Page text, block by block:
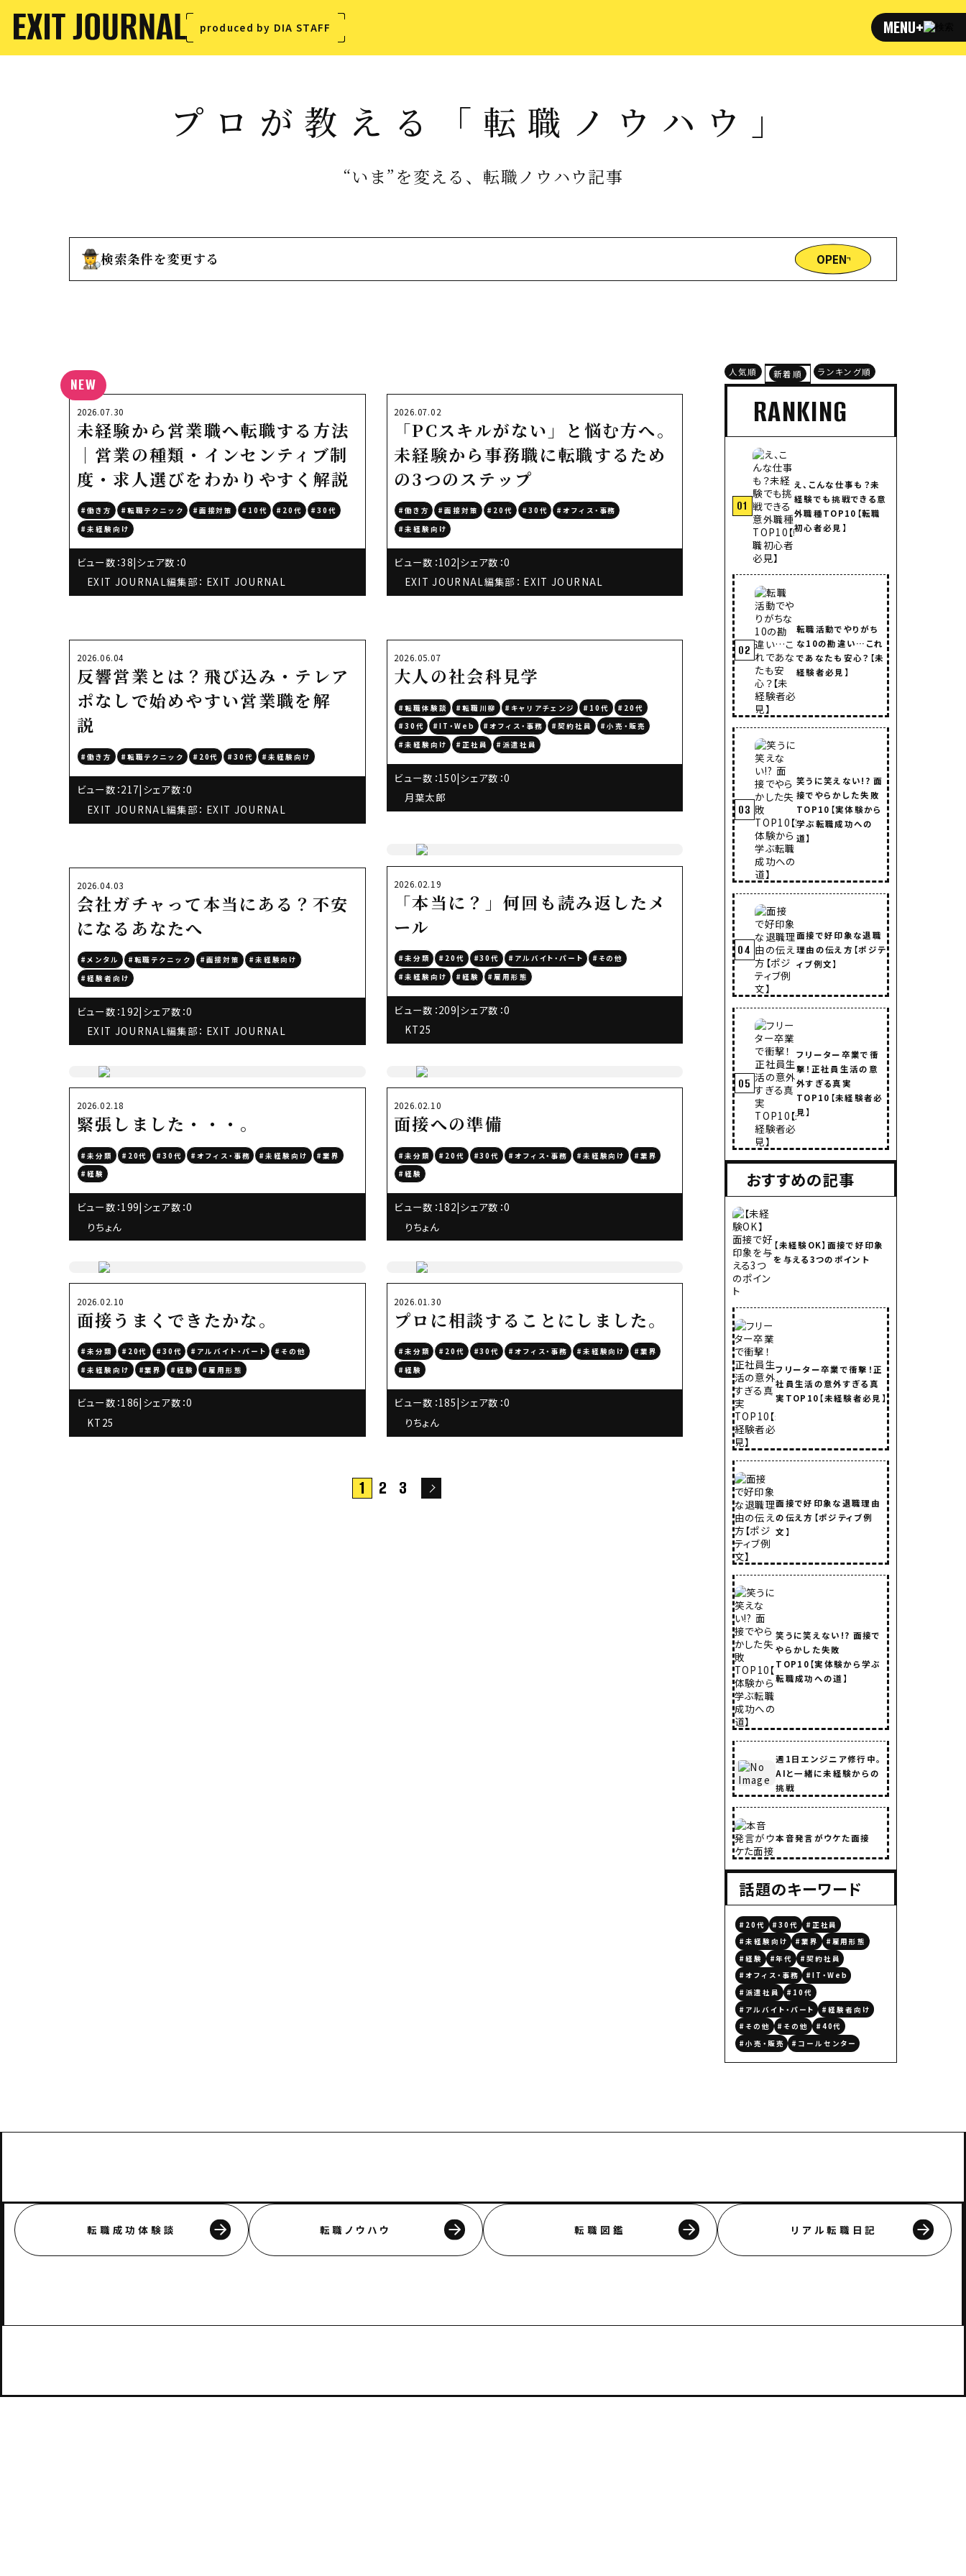
produced by DIA STAFF MENU+
プロが教える 「転職ノウハウ」
“いま”を変える、転職ノウハウ記事
検索条件を変更する OPEN
NEW
2026.07.30
未経験から営業職へ転職する方法
｜営業の種類・インセンティブ制
度・求人選びをわかりやすく解説
#働き方 #転職テクニック #面接対策 #10代 #20代
#30代
#未経験向け
ビュー数：38|シェア数：0
EXIT JOURNAL編集部： EXIT JOURNAL
2026.07.02
「PCスキルがない」と悩む方へ。
未経験から事務職に転職するため
の3つのステップ
#働き方 #面接対策 #20代 #30代
#オフィス・事務
#未経験向け
ビュー数：102|シェア数：0
EXIT JOURNAL編集部： EXIT JOURNAL
2026.06.04
反響営業とは？飛び込み・テレア
ポなしで始めやすい営業職を解
説
#働き方 #転職テクニック #20代 #30代 #未経験向け
ビュー数：217| シェア数：0
EXIT JOURNAL編集部： EXIT JOURNAL
2026.05.07
大人の社会科見学
#転職体験談 #転職川柳 #キャリアチェンジ #10代
#20代
#30代
#IT・Web #オフィス・事務 #契約社員
#小売・販売
#未経験向け
#正社員 #派遣社員
ビュー数：150|シェア数：0
月葉太郎
2026.04.03
会社ガチャって本当にある？不安
になるあなたへ
#メンタル #転職テクニック #面接対策
#未経験向け
#経験者向け
ビュー数：192| シェア数：0
EXIT JOURNAL編集部： EXIT JOURNAL
2026.02.19
「本当に？」何回も読み返したメ
ール
#未分類 #20代 #30代 #アルバイト・パート
#その他
#未経験向け
#経験 #雇用形態
ビュー数：209|シェア数：0
KT25
2026.02.18
緊張しました・・・。
#未分類 #20代 #30代 #オフィス・事務 #未経験向け
#業界
#経験
ビュー数：199| シェア数：0
りちょん
2026.02.10
面接への準備
#未分類 #20代 #30代 #オフィス・事務 #未経験向け
#業界
#経験
ビュー数：182|シェア数：0
りちょん
2026.02.10
面接うまくできたかな。
#未分類 #20代 #30代 #アルバイト・パート
#その他
#未経験向け
#業界 #経験 #雇用形態
ビュー数：186| シェア数：0
KT25
2026.01.30
プロに相談することにしました。
#未分類 #20代 #30代 #オフィス・事務 #未経験向け
#業界
#経験
ビュー数：185|シェア数：0
りちょん
1 2 3
人気順 新着順 ランキング順
RANKING
01
え、こんな仕事も？未
経験でも挑戦できる意
外職種TOP10【転職
初心者必見】
02
転職活動でやりがち
な10の勘違い…これ
であなたも安心？【未
経験者必見】
03
笑うに笑えない!? 面
接でやらかした失敗
TOP10【実体験から
学ぶ転職成功への
道】
04
面接で好印象な退職
理由の伝え方【ポジテ
ィブ例文】
05
フリーター卒業で衝
撃！正社員生活の意
外すぎる真実
TOP10【未経験者必
見】
おすすめの記事
【未経験OK】面接で好印象
を与える3つのポイント
フリーター卒業で衝撃！正
社員生活の意外すぎる真
実TOP10【未経験者必見】
面接で好印象な退職理由
の伝え方【ポジティブ例
文】
笑うに笑えない!? 面接で
やらかした失敗
TOP10【実体験から学ぶ
転職成功への道】
週1日エンジニア修行中。
AIと一緒に未経験からの
挑戦
本音発言がウケた面接
話題のキーワード
#20代 #30代
#正社員
#未経験向け
#業界
#雇用形態
#経験
#年代
#契約社員
#オフィス・事務
#IT・Web
#派遣社員
#10代
#アルバイト・パート
#経験者向け
#その他
#その他
#40代
#小売・販売
#コールセンター
転職成功体験談 転職ノウハウ 転職図鑑 リアル転職日記